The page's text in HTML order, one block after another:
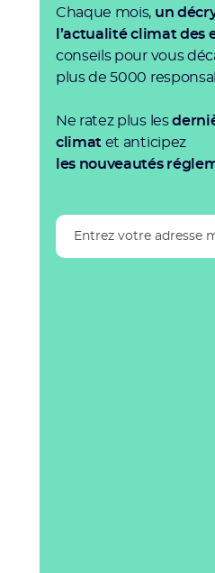
Chaque mois, un
l’actualité climat des
conseils pour vous
plus de 5000
Ne ratez plus les
climat et anticipez
les nouveautés